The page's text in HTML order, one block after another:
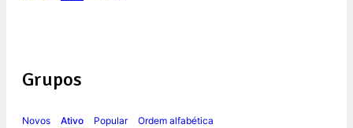
Grupos
Novos Ativo Popular Ordem alfabética